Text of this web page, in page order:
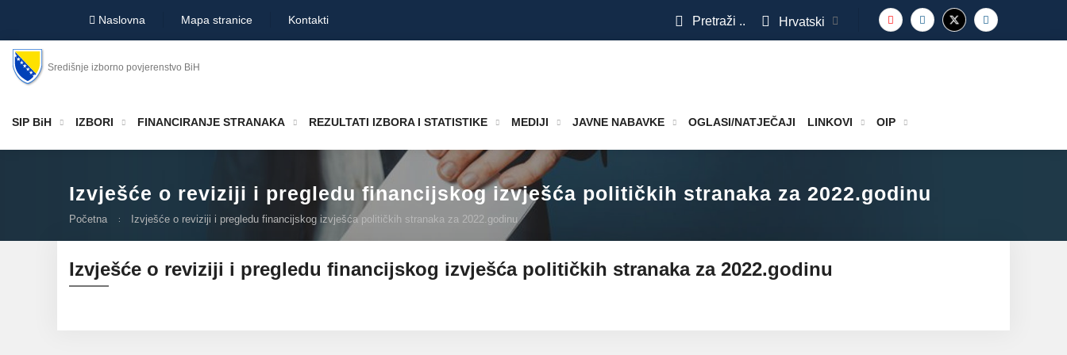
Naslovna Mapa stranice Kontakti Pretraži .. Hrvatski
Središnje izborno povjerenstvo BiH
SIP BiH IZBORI FINANCIRANJE STRANAKA REZULTATI IZBORA I STATISTIKE MEDIJI JAVNE NABAVKE OGLASI/NATJEČAJI LINKOVI OIP
Izvješće o reviziji i pregledu financijskog izvješća političkih stranaka za 2022.godinu
Početna Izvješće o reviziji i pregledu financijskog izvješća političkih stranaka za 2022.godinu
Izvješće o reviziji i pregledu financijskog izvješća političkih stranaka za 2022.godinu